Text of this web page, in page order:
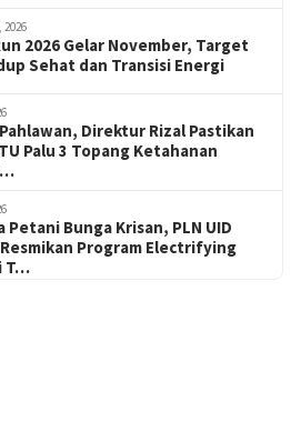
2026
2026 Gelar November, Target
Sehat dan Transisi Energi
Direktur Rizal Pastikan
Palu 3 Topang Ketahanan
Petani Bunga Krisan, PLN UID
Program Electrifying
T…